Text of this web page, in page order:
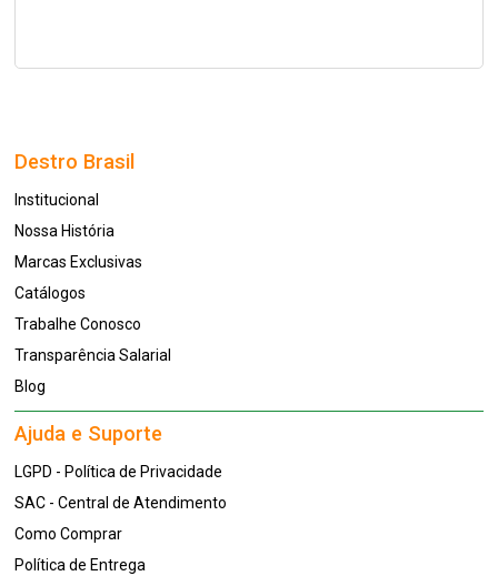
Destro Brasil
Institucional
Nossa História
Marcas Exclusivas
Catálogos
Trabalhe Conosco
Transparência Salarial
Blog
Ajuda e Suporte
LGPD - Política de Privacidade
SAC - Central de Atendimento
Como Comprar
Política de Entrega